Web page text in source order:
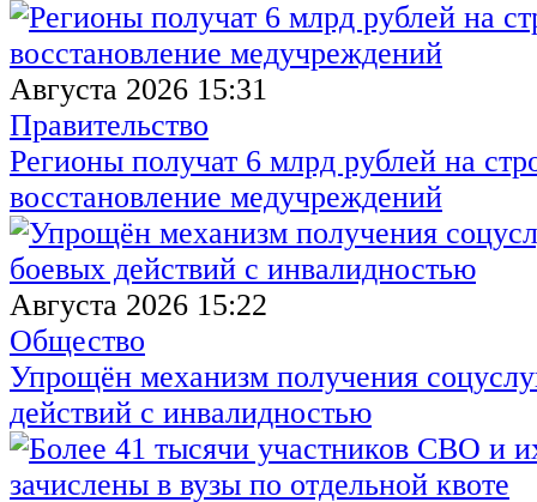
Августа 2026 15:31
Правительство
Регионы получат 6 млрд рублей на
восстановление медучреждений
Августа 2026 15:22
Общество
Упрощён механизм получения
действий с инвалидностью